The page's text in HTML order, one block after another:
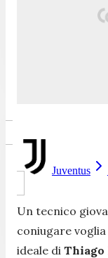
Juventus
Un tecnico
coniugare
ideale di Thiago